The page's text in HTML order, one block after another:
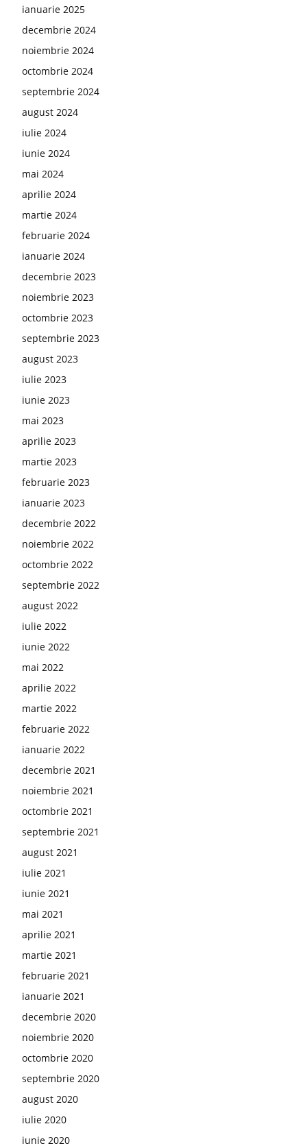
ianuarie 2025
decembrie 2024
noiembrie 2024
octombrie 2024
septembrie 2024
august 2024
iulie 2024
iunie 2024
mai 2024
aprilie 2024
martie 2024
februarie 2024
ianuarie 2024
decembrie 2023
noiembrie 2023
octombrie 2023
septembrie 2023
august 2023
iulie 2023
iunie 2023
mai 2023
aprilie 2023
martie 2023
februarie 2023
ianuarie 2023
decembrie 2022
noiembrie 2022
octombrie 2022
septembrie 2022
august 2022
iulie 2022
iunie 2022
mai 2022
aprilie 2022
martie 2022
februarie 2022
ianuarie 2022
decembrie 2021
noiembrie 2021
octombrie 2021
septembrie 2021
august 2021
iulie 2021
iunie 2021
mai 2021
aprilie 2021
martie 2021
februarie 2021
ianuarie 2021
decembrie 2020
noiembrie 2020
octombrie 2020
septembrie 2020
august 2020
iulie 2020
iunie 2020